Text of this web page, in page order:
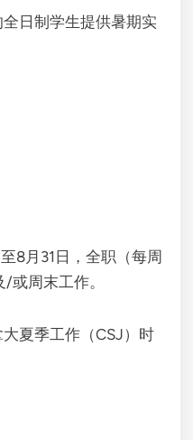
日制学生提供暑期实
8月31日，全职（每周
或周末工作。
夏季工作（CSJ）时